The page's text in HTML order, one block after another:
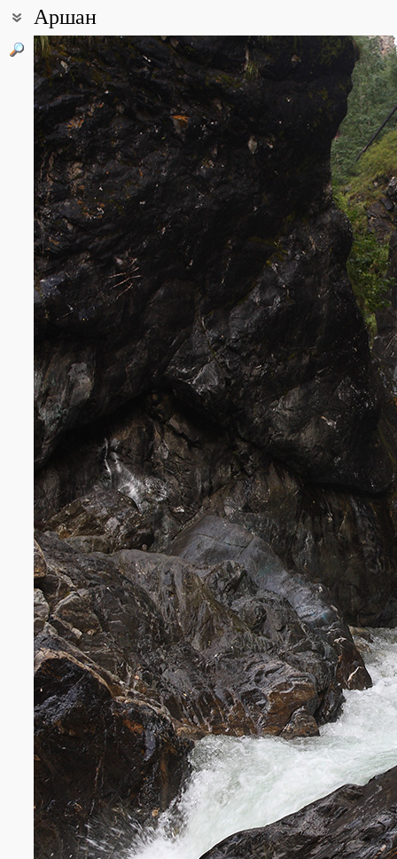
Аршан
Coordinates:
51° 55′ 09.32″ N, 102° 25′ 33.97″ E (view at maps of
Google ,
Point description:
Посёлок Аршан находится в курортной зоне Тункинского
гольцов, входящих в горную систему Восточных Саян.
- Байкалом и Хубсугулом. На севере граница района проходит
альпийскими формами рельефа, на юге - по хребту Хамар-
района по долине, шириной до 30 км протекает река Иркут.
природа - красота гор, прекрасный смешанный лес, чистый
конечно же целебные минеральные источники (по своим
All photos(18) Photos of plants & lichens